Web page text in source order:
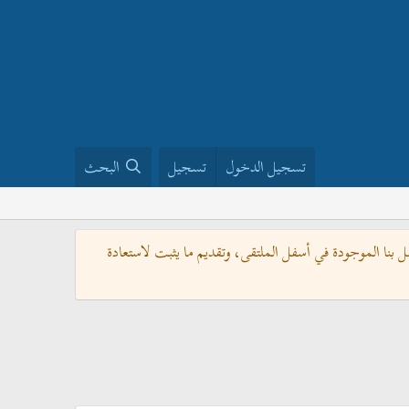
تسجيل الدخول تسجيل البحث
الموجودة في أسفل الملتقى، وتقديم ما يثبت لاستعادة